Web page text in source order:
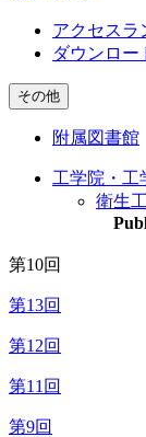
アクセスラ
ダウンロー
その他
附属図書館
工学院・工
衛生
第10回
第13回
第12回
第11回
第9回